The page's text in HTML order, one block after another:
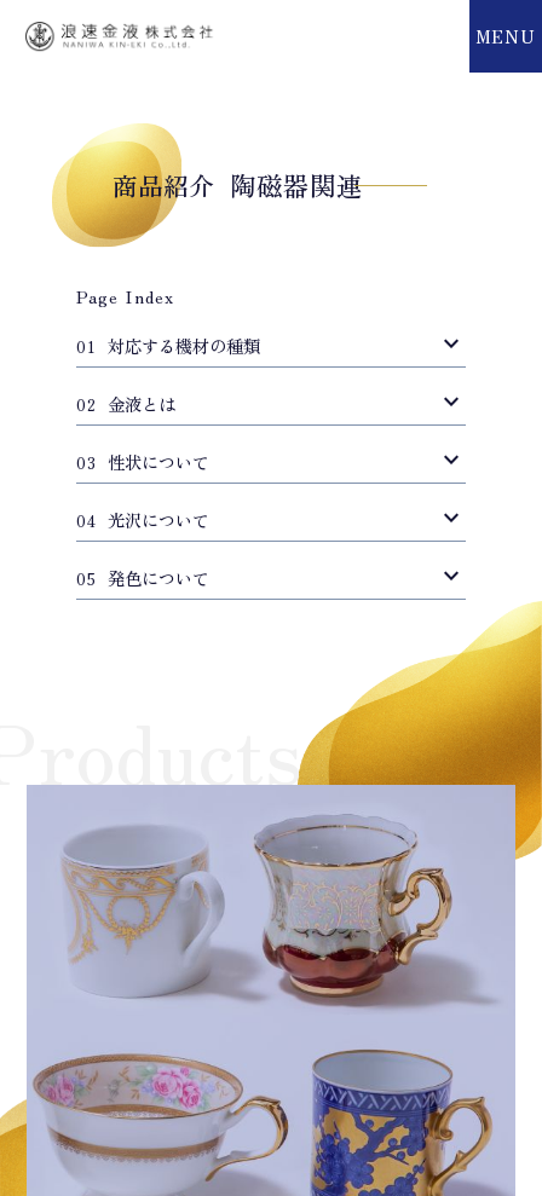
MENU
MENU
商品紹介 陶磁器関連
Page Index
01 対応する機材の種類 expand_more
02 金液とは expand_more
03 性状について expand_more
04 光沢について expand_more
05 発色について expand_more